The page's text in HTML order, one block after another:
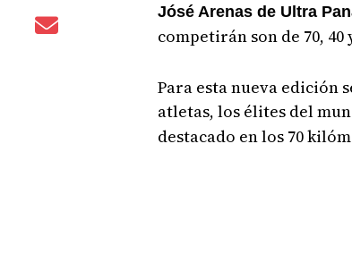
Jósé Arenas de Ultra
competirán son de 70,
Para esta nueva edición
atletas, los élites del
destacado en los 70